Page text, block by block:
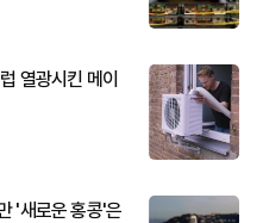
열광시킨 메이
'새로운 홍콩'은